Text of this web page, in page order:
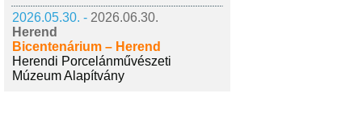
2026.05.30. - 2026.06.30.
Herend
Bicentenárium – Herend
Herendi Porcelánművészeti
Múzeum Alapítvány